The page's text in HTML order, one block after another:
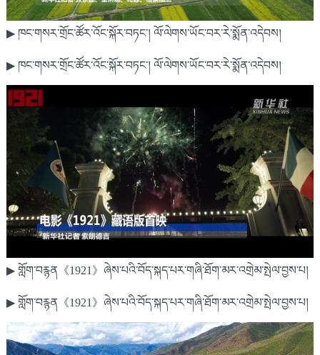
▶ ཁང་གསར་གྲོང་ཚོར་འོང་སྐོར་བཏང་། ལོ་ལེགས་ཡོང་བར་རེ་སྨོན་འདེབས།
▶ ཁང་གསར་གྲོང་ཚོར་འོང་སྐོར་བཏང་། ལོ་ལེགས་ཡོང་བར་རེ་སྨོན་འདེབས།
▶ གློག་བརྙན《1921》ཞེས་པའི་བོད་སྐད་པར་གཞི་ཐོག་མར་འགྲེམ་སྤེལ་བྱས་པ།
▶ གློག་བརྙན《1921》ཞེས་པའི་བོད་སྐད་པར་གཞི་ཐོག་མར་འགྲེམ་སྤེལ་བྱས་པ།